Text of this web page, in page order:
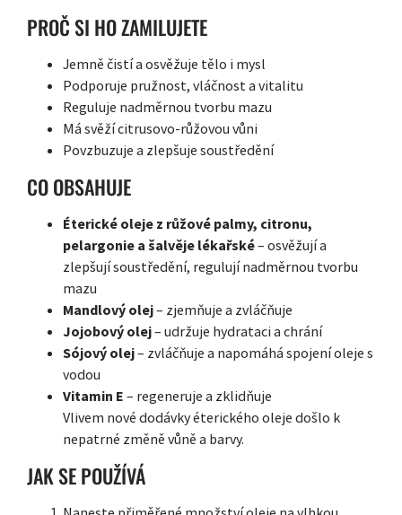
PROČ SI HO ZAMILUJETE
Jemně čistí a osvěžuje tělo i mysl
Podporuje pružnost, vláčnost a vitalitu
Reguluje nadměrnou tvorbu mazu
Má svěží citrusovo-růžovou vůni
Povzbuzuje a zlepšuje soustředění
CO OBSAHUJE
Éterické oleje z růžové palmy, citronu,
pelargonie a šalvěje lékařské– osvěžují a
zlepšují soustředění, regulují nadměrnou tvorbu
mazu
Mandlový olej– zjemňuje a zvláčňuje
Jojobový olej
– udržuje hydrataci a chrání
Sójový olej– zvláčňuje a napomáhá spojení oleje s
vodou
Vitamin E – regeneruje a zklidňuje
Vlivem nové dodávky éterického oleje došlo k
nepatrné změně vůně a barvy.
JAK SE POUŽÍVÁ